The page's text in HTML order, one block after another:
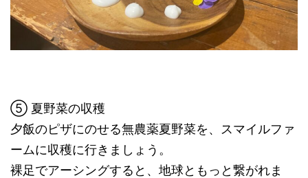
⑤ 夏野菜の収穫
夕飯のピザにのせる無農薬夏野菜を、スマイルファ
ームに収穫に行きましょう。
裸足でアーシングすると、地球ともっと繋がれま